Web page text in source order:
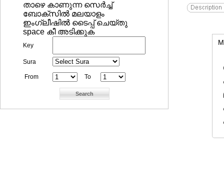
താഴെ കാണുന്ന സെര്‍ച്ച്‌
ബോക്സില്‍ മലയാളം
ഇംഗ്ലീഷില്‍ ടൈപ്പ് ചെയ്തു
space കീ അടിക്കുക
Key
Sura
From To